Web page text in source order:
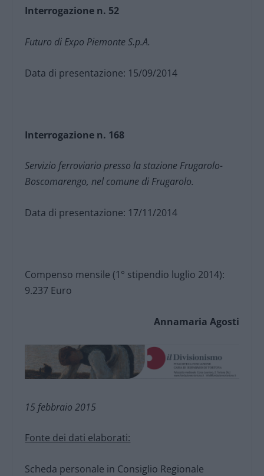
Interrogazione n. 52
Futuro di Expo Piemonte S.p.A.
Data di presentazione: 15/09/2014
Interrogazione n. 168
Servizio ferroviario presso la stazione Frugarolo-
Boscomarengo, nel comune di Frugarolo.
Data di presentazione: 17/11/2014
Compenso mensile (1° stipendio luglio 2014):
9.237 Euro
Annamaria Agosti
15 febbraio 2015
Fonte dei dati elaborati:
Scheda personale in Consiglio Regionale